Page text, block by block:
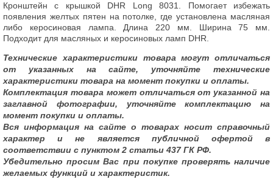
Кронштейн с крышкой DHR Long 8031. Помогает избежать
появления желтых пятен на потолке, где установлена масляная
либо керосиновая лампа. Длина 220 мм. Ширина 75 мм.
Подходит для масляных и керосиновых ламп DHR.
Технические характеристики товара могут отличаться
от указанных на сайте, уточняйте технические
характеристики товара на момент покупки и оплаты.
Комплектация товара может отличаться от указанной на
заглавной фотографии, уточняйте комплектацию на
момент покупки и оплаты.
Вся информация на сайте о товарах носит справочный
характер и не является публичной офертой в
соответствии с пунктом 2 статьи 437 ГК РФ.
Убедительно просим Вас при покупке проверять наличие
желаемых функций и характеристик.